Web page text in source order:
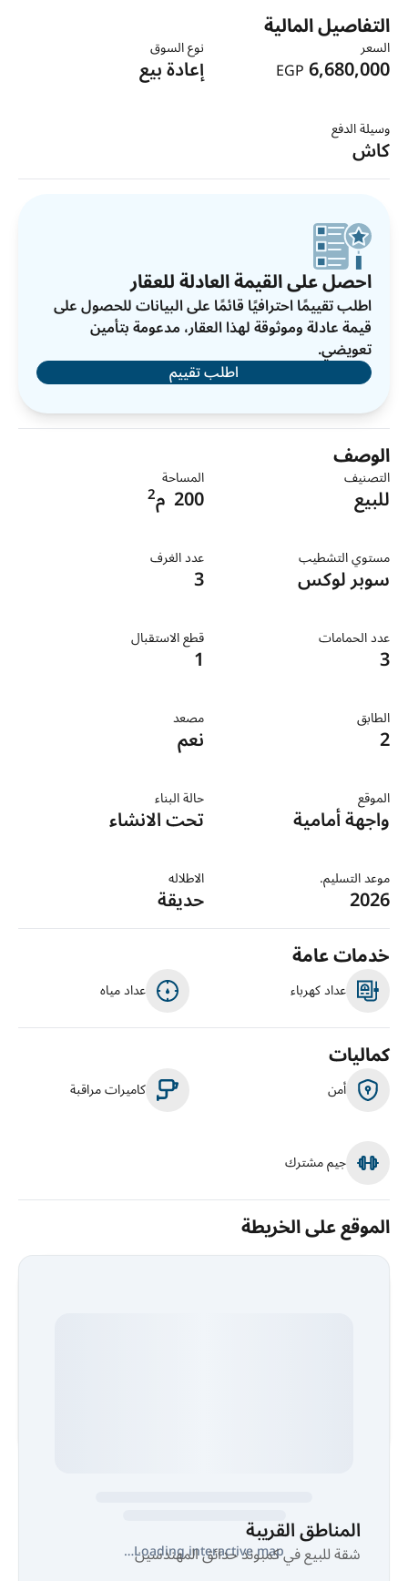
التفاصيل المالية
السعر
6,680,000
EGP
نوع السوق
إعادة بيع
وسيلة الدفع
كاش
احصل على القيمة العادلة للعقار
اطلب تقييمًا احترافيًا قائمًا على البيانات للحصول على
قيمة عادلة وموثوقة لهذا العقار، مدعومة بتأمين
تعويضي.
اطلب تقييم
الوصف
التصنيف
للبيع
المساحة
200 م2
مستوي التشطيب
سوبر لوكس
عدد الغرف
3
عدد الحمامات
3
قطع الاستقبال
1
الطابق
2
مصعد
نعم
الموقع
واجهة أمامية
حالة البناء
تحت الانشاء
موعد التسليم.
2026
الاطلاله
حديقة
خدمات عامة
عداد كهرباء عداد مياه
كماليات
أمن كاميرات مراقبة
جيم مشترك
الموقع على الخريطة
Loading interactive map…
المناطق القريبة
شقة للبيع في كمبوند حدائق المهندسين